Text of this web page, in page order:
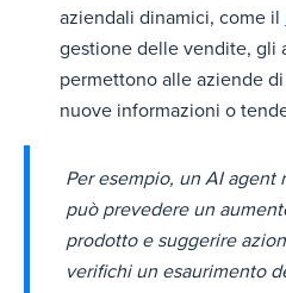
aziendali dinamici, come il
gestione delle vendite, gli
permettono alle aziende
nuove informazioni o
Per esempio, un AI
può prevedere un
prodotto e suggerire
verifichi un esaurimento